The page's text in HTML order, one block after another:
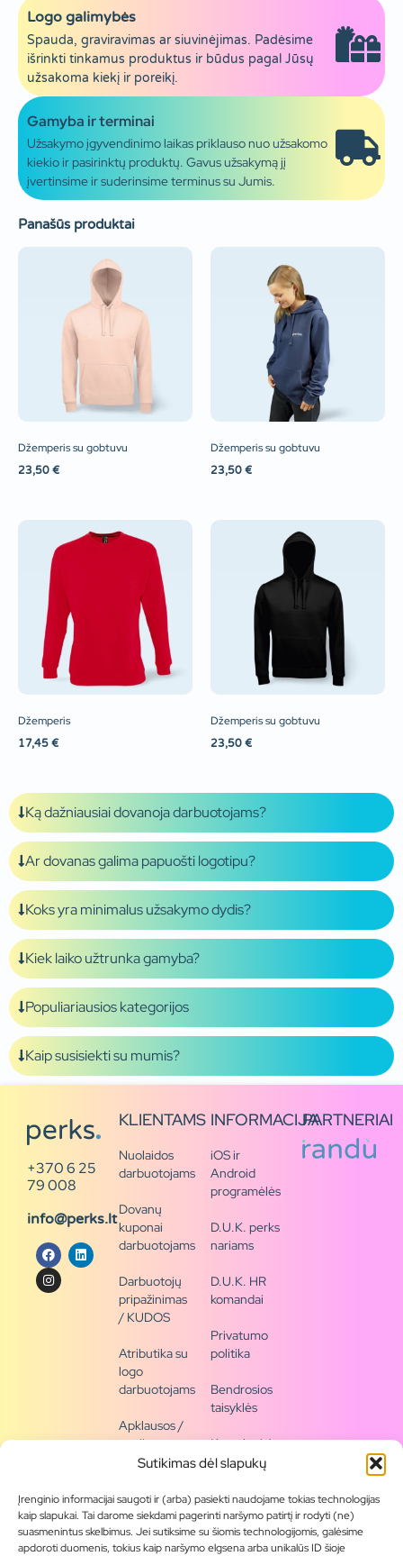
Sutikimas dėl slapukų
Įrenginio informacijai saugoti ir (arba) pasiekti naudojame tokias technologijas
kaip slapukai. Tai darome siekdami pagerinti naršymo patirtį ir rodyti (ne)
suasmenintus skelbimus. Jei sutiksime su šiomis technologijomis, galėsime
apdoroti duomenis, tokius kaip naršymo elgsena arba unikalūs ID šioje
Logo galimybės
Spauda, graviravimas ar siuvinėjimas. Padėsime
išrinkti tinkamus produktus ir būdus pagal Jūsų
užsakoma kiekį ir poreikį.
Gamyba ir terminai
Užsakymo įgyvendinimo laikas priklauso nuo užsakomo
kiekio ir pasirinktų produktų. Gavus užsakymą jį
įvertinsime ir suderinsime terminus su Jumis.
Panašūs produktai
Džemperis su gobtuvu
23,50 €
Džemperis su gobtuvu
23,50 €
Džemperis
17,45 €
Džemperis su gobtuvu
23,50 €
Ką dažniausiai dovanoja darbuotojams?
Ar dovanas galima papuošti logotipu?
Koks yra minimalus užsakymo dydis?
Kiek laiko užtrunka gamyba?
Populiariausios kategorijos
Kaip susisiekti su mumis?
+370 6 25
79 008
info@perks.lt
KLIENTAMS
Nuolaidos
darbuotojams
Dovanų
kuponai
darbuotojams
Darbuotojų
pripažinimas
/ KUDOS
Atributika su
logo
darbuotojams
Apklausos /
naujienų
siena
Tapkite
partneriu
Visas
INFORMACIJA
iOS ir
Android
programėlės
D.U.K. perks
nariams
D.U.K. HR
komandai
Privatumo
politika
Bendrosios
taisyklės
Kontaktai /
rekvizitai
PARTNERIAI